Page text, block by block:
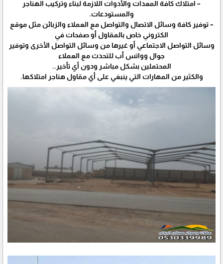
– امتلاك كافة المعدات والأدوات اللازمة لبناء وتركيب الهناجر
والمستودعات.
– توفير كافة وسائل الاتصال والتواصل مع العملاء والزبائن مثل موقع
الكتروني خاص بالمقاول أو صفحات في
وسائل التواصل الاجتماعي أو غيرها من وسائل التواصل الأخرى وتوفير
جوال وواتس أب للتحدث مع العملاء
المحتملين بشكل مباشر ودون أي تأخير..
والكثير من المهارات التي ينبغي على أي مقاول هناجر امتلاكها.